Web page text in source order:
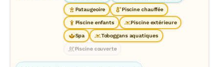
Pataugeoire Piscine chauffée
Piscine enfants Piscine extérieure
Spa Toboggans aquatiques
Piscine couverte